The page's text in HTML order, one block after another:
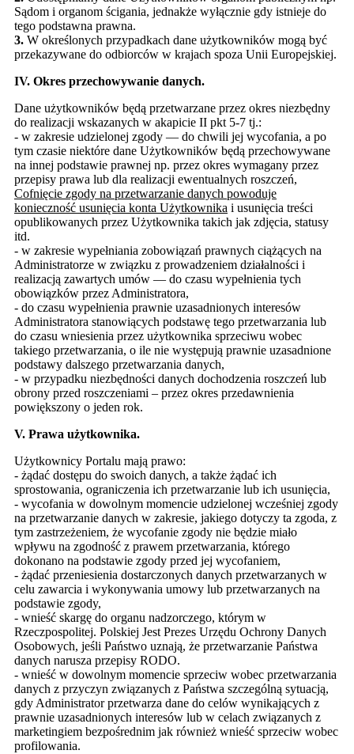
Sądom i organom ścigania, jednakże wyłącznie gdy istnieje do
tego podstawna prawna.
3. W określonych przypadkach dane użytkowników mogą być
przekazywane do odbiorców w krajach spoza Unii Europejskiej.
IV. Okres przechowywanie danych.
Dane użytkowników będą przetwarzane przez okres niezbędny
do realizacji wskazanych w akapicie II pkt 5-7 tj.:
- w zakresie udzielonej zgody — do chwili jej wycofania, a po
tym czasie niektóre dane Użytkowników będą przechowywane
na innej podstawie prawnej np. przez okres wymagany przez
przepisy prawa lub dla realizacji ewentualnych roszczeń,
Cofnięcie zgody na przetwarzanie danych powoduje
konieczność usunięcia konta Użytkownika i usunięcia treści
opublikowanych przez Użytkownika takich jak zdjęcia, statusy
itd.
- w zakresie wypełniania zobowiązań prawnych ciążących na
Administratorze w związku z prowadzeniem działalności i
realizacją zawartych umów — do czasu wypełnienia tych
obowiązków przez Administratora,
- do czasu wypełnienia prawnie uzasadnionych interesów
Administratora stanowiących podstawę tego przetwarzania lub
do czasu wniesienia przez użytkownika sprzeciwu wobec
takiego przetwarzania, o ile nie występują prawnie uzasadnione
podstawy dalszego przetwarzania danych,
- w przypadku niezbędności danych dochodzenia roszczeń lub
obrony przed roszczeniami – przez okres przedawnienia
powiększony o jeden rok.
V. Prawa użytkownika.
Użytkownicy Portalu mają prawo:
- żądać dostępu do swoich danych, a także żądać ich
sprostowania, ograniczenia ich przetwarzanie lub ich usunięcia,
- wycofania w dowolnym momencie udzielonej wcześniej zgody
na przetwarzanie danych w zakresie, jakiego dotyczy ta zgoda, z
tym zastrzeżeniem, że wycofanie zgody nie będzie miało
wpływu na zgodność z prawem przetwarzania, którego
dokonano na podstawie zgody przed jej wycofaniem,
- żądać przeniesienia dostarczonych danych przetwarzanych w
celu zawarcia i wykonywania umowy lub przetwarzanych na
podstawie zgody,
- wnieść skargę do organu nadzorczego, którym w
Rzeczpospolitej. Polskiej Jest Prezes Urzędu Ochrony Danych
Osobowych, jeśli Państwo uznają, że przetwarzanie Państwa
danych narusza przepisy RODO.
- wnieść w dowolnym momencie sprzeciw wobec przetwarzania
danych z przyczyn związanych z Państwa szczególną sytuacją,
gdy Administrator przetwarza dane do celów wynikających z
prawnie uzasadnionych interesów lub w celach związanych z
marketingiem bezpośrednim jak również wnieść sprzeciw wobec
profilowania.